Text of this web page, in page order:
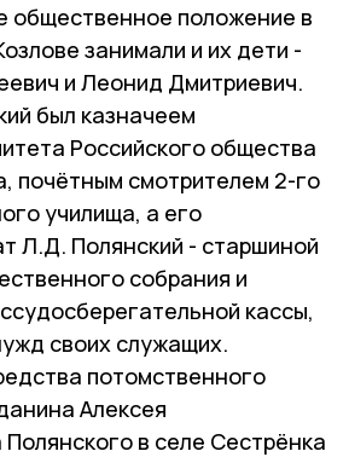
общественное положение в
занимали и их дети -
и Леонид Дмитриевич.
был казначеем
Российского общества
почётным смотрителем 2-го
училища, а его
Л.Д. Полянский - старшиной
собрания и
кассы,
своих служащих.
потомственного
Алексея
в селе Сестрёнка